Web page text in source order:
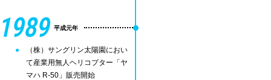
平成元年
（株）サングリン太陽園におい
て産業用無人ヘリコプター「ヤ
マハ R-50」販売開始